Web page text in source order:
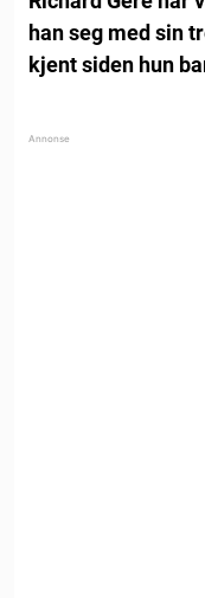
han seg med sin
kjent siden hun